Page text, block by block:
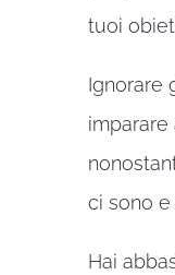
tuoi
Ignorare
ci sono e
Hai